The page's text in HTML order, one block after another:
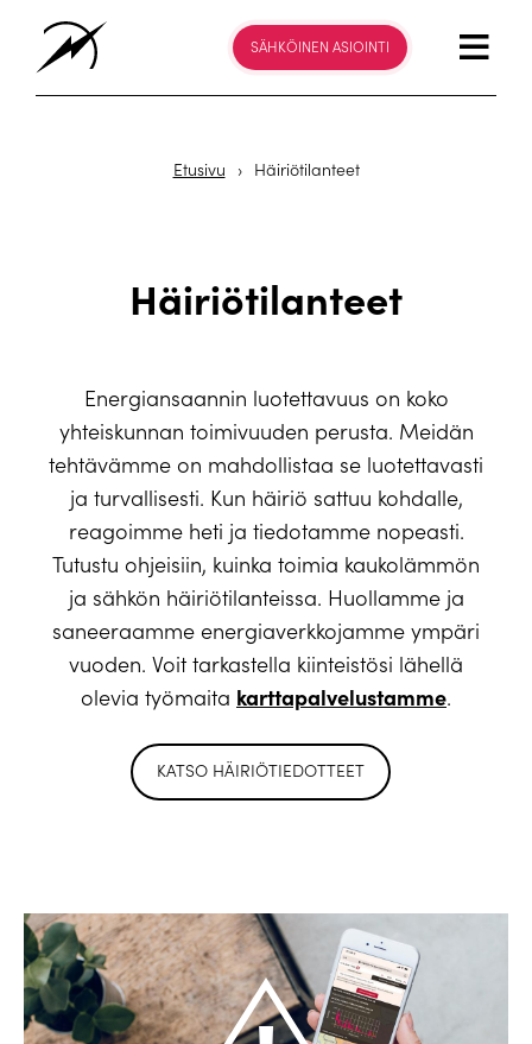
SÄHKÖINEN ASIOINTI
Etusivu › Häiriötilanteet
Häiriötilanteet
Energiansaannin luotettavuus on koko
yhteiskunnan toimivuuden perusta. Meidän
tehtävämme on mahdollistaa se luotettavasti
ja turvallisesti. Kun häiriö sattuu kohdalle,
reagoimme heti ja tiedotamme nopeasti.
Tutustu ohjeisiin, kuinka toimia kaukolämmön
ja sähkön häiriötilanteissa. Huollamme ja
saneeraamme energiaverkkojamme ympäri
vuoden. Voit tarkastella kiinteistösi lähellä
olevia työmaita karttapalvelustamme.
KATSO HÄIRIÖTIEDOTTEET